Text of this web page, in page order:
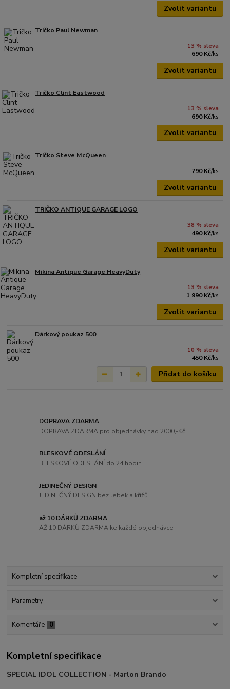
Zvolit variantu
Tričko Paul Newman
13 % sleva
690 Kč/ks
Zvolit variantu
Tričko Clint Eastwood
13 % sleva
690 Kč/ks
Zvolit variantu
Tričko Steve McQueen
790 Kč/ks
Zvolit variantu
TRIČKO ANTIQUE GARAGE LOGO
38 % sleva
490 Kč/ks
Zvolit variantu
Mikina Antique Garage HeavyDuty
13 % sleva
1 990 Kč/ks
Zvolit variantu
Dárkový poukaz 500
10 % sleva
450 Kč/ks
Přidat do košíku
DOPRAVA ZDARMA
DOPRAVA ZDARMA pro objednávky nad 2000,-Kč
BLESKOVÉ ODESLÁNÍ
BLESKOVÉ ODESLÁNÍ do 24 hodin
JEDINEČNÝ DESIGN
JEDINEČNÝ DESIGN bez lebek a křížů
až 10 DÁRKŮ ZDARMA
AŽ 10 DÁRKŮ ZDARMA ke každé objednávce
Kompletní specifikace
Parametry
Komentáře 0
Kompletní specifikace
SPECIAL IDOL COLLECTION - Marlon Brando